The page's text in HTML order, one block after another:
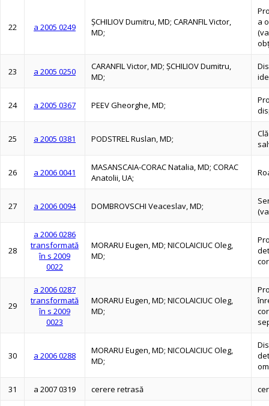
22 a 2005 0249
ŞCHILIOV Dumitru, MD; CARANFIL Victor,
MD;
a
23 a 2005 0250
CARANFIL Victor, MD; ŞCHILIOV Dumitru,
MD;
24 a 2005 0367 PEEV Gheorghe, MD;
25 a 2005 0381 PODSTREL Ruslan, MD;
26 a 2006 0041
MASANSCAIA-CORAC Natalia, MD; CORAC
Anatolii, UA;
27 a 2006 0094 DOMBROVSCHI Veaceslav, MD;
28
a 2006 0286
transformată
în s 2009
0022
MORARU Eugen, MD; NICOLAICIUC Oleg,
MD;
29
a 2006 0287
transformată
în s 2009
0023
MORARU Eugen, MD; NICOLAICIUC Oleg,
MD;
30 a 2006 0288
MORARU Eugen, MD; NICOLAICIUC Oleg,
MD;
31 a 2007 0319 cerere retrasă